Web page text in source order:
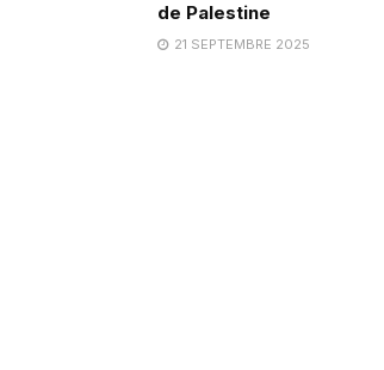
de Palestine
21 SEPTEMBRE 2025